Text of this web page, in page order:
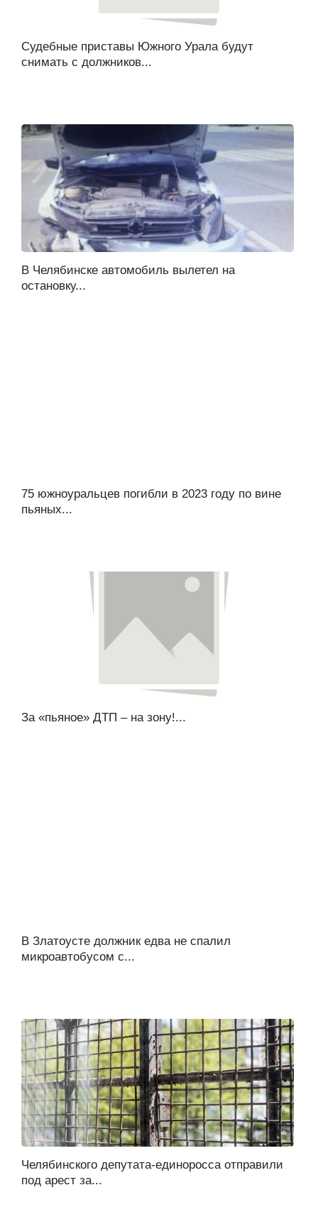
Судебные приставы Южного Урала будут
снимать с должников...
В Челябинске автомобиль вылетел на
остановку...
75 южноуральцев погибли в 2023 году по вине
пьяных...
За «пьяное» ДТП – на зону!...
В Златоусте должник едва не спалил
микроавтобусом с...
Челябинского депутата-единоросса отправили
под арест за...